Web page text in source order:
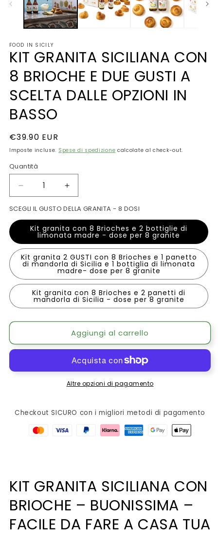
finestra
modale
FOOD IN SICILY
KIT GRANITA SICILIANA CON
8 BRIOCHE E DUE GUSTI A
SCELTA DALLE OPZIONI IN
BASSO
Prezzo
di
€39.90 EUR
Imposte incluse. Spese di spedizione calcolate al check-out.
Quantità
Quantità
Diminuisci
quantità
per
KIT
GRANITA
SICILIANA
CON
8
BRIOCHE
E
DUE
GUSTI
SCELTA
OPZIONI
Aumenta
quantità
per
KIT
GRANITA
SICILIANA
CON
8
BRIOCHE
E
DUE
GUSTI
SCELTA
DALLE
OPZIONI
BASSO
SCEGLI IL GUSTO DELLA GRANITA - 8 DOSI
Kit granita con 8 Brioches e 2 bottiglie di
limonata madre - dose per 8 granite
Kit granita 2 GUSTI con 8 Brioches e 1 panetto
di mandorla di Sicilia e 1 bottiglia di limonata
madre- dose per 8 granite
Kit granita con 8 Brioches e 2 panetti di
mandorla di Sicilia - dose per 8 granite
Aggiungi al carrello
Altre opzioni di pagamento
Checkout SICURO con i migliori metodi di pagamento
KIT GRANITA SICILIANA CON
BRIOCHE – BUONISSIMA –
FACILE DA FARE A CASA TUA